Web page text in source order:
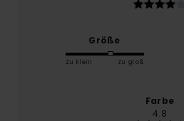
Größe
Zu klein Zu groß
Farbe
4.8